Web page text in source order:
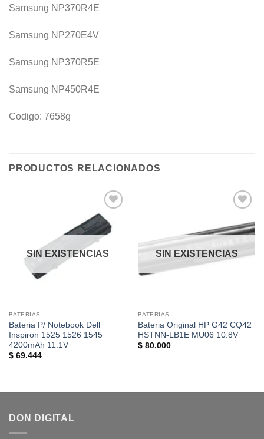
Samsung NP370R4E
Samsung NP270E4V
Samsung NP370R5E
Samsung NP450R4E
Codigo: 7658g
PRODUCTOS RELACIONADOS
Añadir
a la
lista de
deseos
SIN EXISTENCIAS
BATERIAS
Bateria P/ Notebook Dell
Inspiron 1525 1526 1545
4200mAh 11.1V
$69.444
a la
lista de
SIN EXISTENCIAS
BATERIAS
Bateria Original HP G42 CQ42
HSTNN-LB1E MU06 10.8V
$80.000
DON DIGITAL